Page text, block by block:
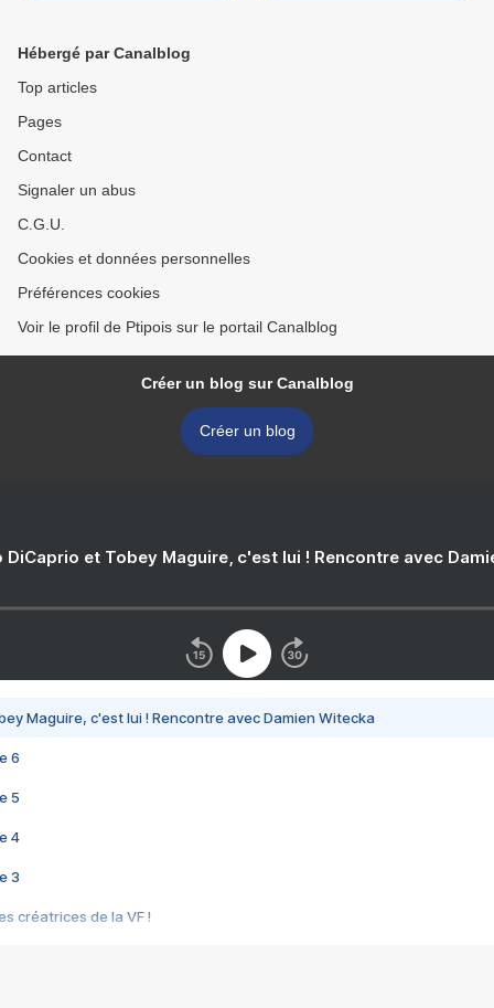
Hébergé par Canalblog
Top articles
Pages
Contact
Signaler un abus
C.G.U.
Cookies et données personnelles
Préférences cookies
Voir le profil de Ptipois sur le portail Canalblog
Créer un blog sur Canalblog
Créer un blog
DiCaprio et Tobey Maguire, c'est lui ! Rencontre avec
Maguire, c'est lui ! Rencontre avec Damien Witecka
6
5
4
3
créatrices de la VF !